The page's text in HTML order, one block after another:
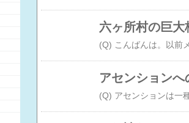
六ヶ所村の巨大
アセンションへ